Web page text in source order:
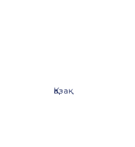
Қазақ